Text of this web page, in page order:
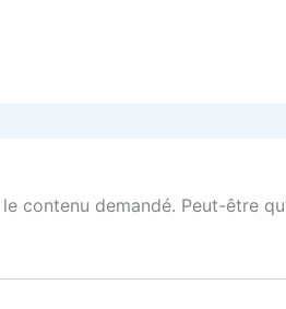
contenu demandé. Peut-être